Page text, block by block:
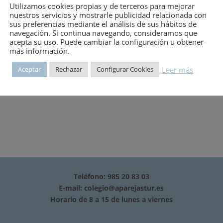
ANALIZA LOS PROBLEMAS PROYECTUALES Y LAS
DIDACTICO.
Teléfono: 985 20 83 03
E-mail: colegio@aparejastur.es
Horario de 8 a 15 de lunes a viernes
Utilizamos cookies propias y de terceros para mejorar
nuestros servicios y mostrarle publicidad relacionada con
sus preferencias mediante el análisis de sus hábitos de
navegación. Si continua navegando, consideramos que
acepta su uso. Puede cambiar la configuración u obtener
más información.
Aceptar Rechazar Configurar Cookies Leer más